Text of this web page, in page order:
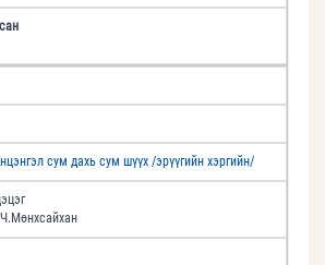
сум дахь сум шүүх /эрүүгийн хэргийн/
Ч.Мөнхсайхан